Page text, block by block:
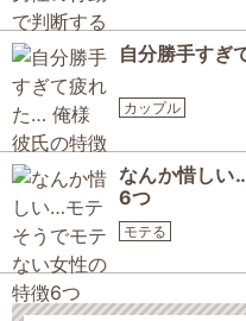
自分勝手すぎ
カップル
なんか惜しい
6つ
モテる